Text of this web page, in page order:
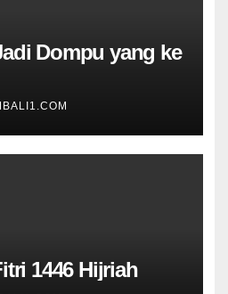
Dompu yang ke
1446 Hijriah